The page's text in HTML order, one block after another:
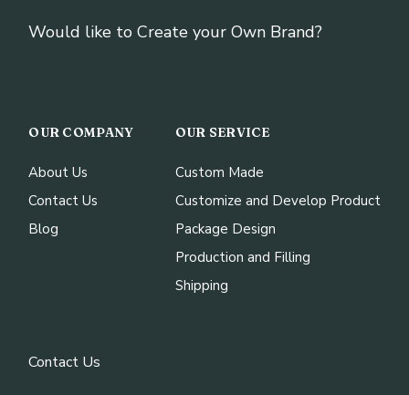
Would like to Create your Own Brand?
OUR COMPANY
About Us
Contact Us
Blog
OUR SERVICE
Custom Made
Customize and Develop Product
Package Design
Production and Filling
Shipping
Contact Us